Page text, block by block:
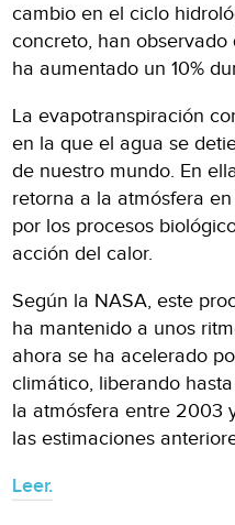
cambio en el ciclo
concreto, han
ha aumentado un 10%
La evapotranspiración
en la que el agua se
de nuestro mundo. En
retorna a la atmósfera
por los procesos
acción del calor.
Según la NASA, este
ha mantenido a unos
ahora se ha acelerado
climático, liberando
la atmósfera entre 2003
las estimaciones
Leer.